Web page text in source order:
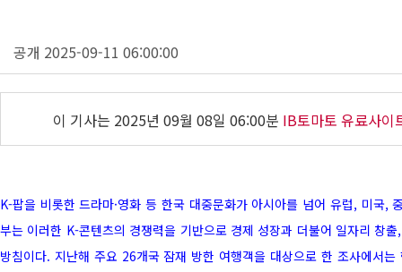
공개 2025-09-11 06:00:00
이 기사는 2025년 09월 08일 06:00분 IB토마토 유료사이
K-팝을 비롯한 드라마·영화 등 한국 대중문화가 아시아를 넘어 유럽, 미국,
부는 이러한 K-콘텐츠의 경쟁력을 기반으로 경제 성장과 더불어 일자리 창
방침이다. 지난해 주요 26개국 잠재 방한 여행객을 대상으로 한 조사에서